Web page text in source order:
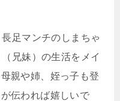
長足マンチのしまちゃ
兄妹）の生活をメイ
親や姉、姪っ子も登
伝われば嬉しいで